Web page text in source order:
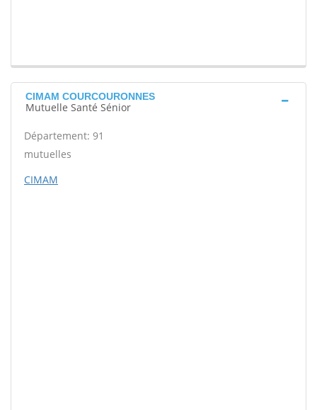
CIMAM COURCOURONNES
Mutuelle Santé Sénior
Département: 91
mutuelles
CIMAM